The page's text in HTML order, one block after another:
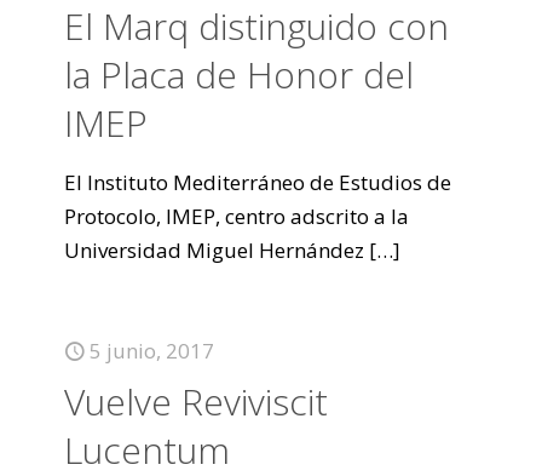
El Marq distinguido con
la Placa de Honor del
IMEP
El Instituto Mediterráneo de Estudios de
Protocolo, IMEP, centro adscrito a la
Universidad Miguel Hernández […]
5 junio, 2017
Vuelve Reviviscit
Lucentum